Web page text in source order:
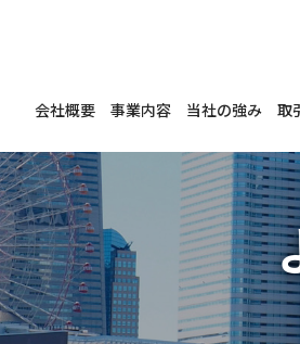
会社概要 事業内容 当社の強み 取